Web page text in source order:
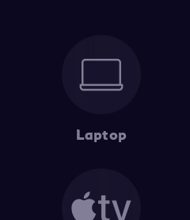
Laptop